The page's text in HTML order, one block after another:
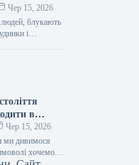
Чер 15, 2026
блукають
і
в
Чер 15, 2026
ми дивимося
хочемо